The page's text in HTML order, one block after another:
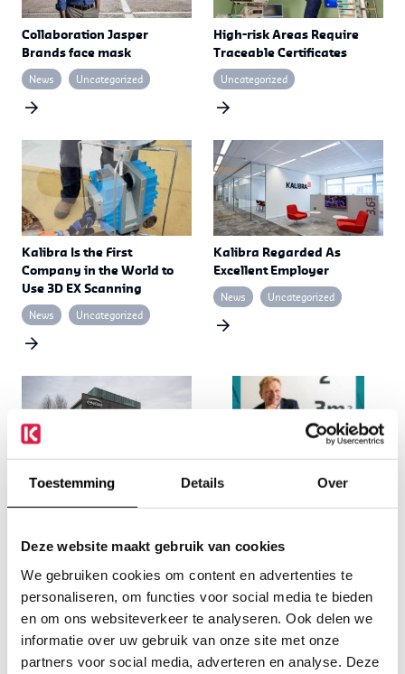
Toestemming Details Over
Deze website maakt gebruik van cookies
We gebruiken cookies om content en advertenties te
personaliseren, om functies voor social media te bieden
en om ons websiteverkeer te analyseren. Ook delen we
informatie over uw gebruik van onze site met onze
partners voor social media, adverteren en analyse. Deze
Collaboration Jasper
Brands face mask
News Uncategorized
High-risk Areas Require
Traceable Certificates
Uncategorized
Kalibra Is the First
Company in the World to
Use 3D EX Scanning
News Uncategorized
Kalibra Regarded As
Excellent Employer
News Uncategorized
Integration Activities of
Stationary Laboratories
Kalibra Vital Leadership